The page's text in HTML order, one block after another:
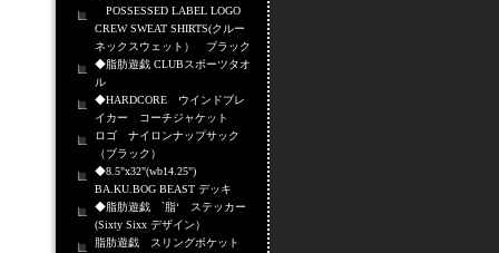
POSSESSED LABEL LOGO
CREW SWEAT SHIRTS(クルー
ネックスウェット） ブラック
◆脂肪遊戯 CLUBスポーツタオ
ル
◆HARDCORE ウインドブレ
イカー コーチジャケット
ロゴ ナイロンナップサック
（ブラック）
◆8.5"x32"(wb14.25")
BA.KU.BOG BEAST デッキ
◆脂肪遊戯 `脂‘ ステッカー
(Sixty Sixx デザイン）
脂肪遊戯 スリングポケット